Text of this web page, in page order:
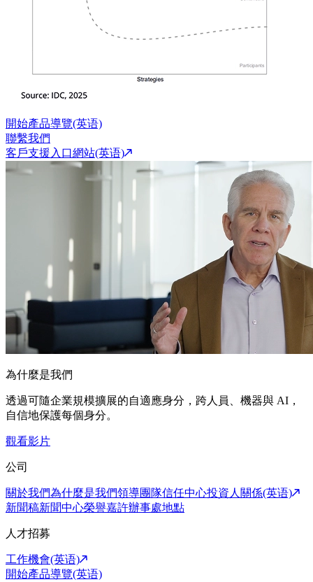
開始產品導覽(英语)
聯繫我們
客戶支援入口網站(英语)
為什麼是我們
透過可隨企業規模擴展的自適應身分，跨人員、機器與 AI，
自信地保護每個身分。
觀看影片
公司
關於我們為什麼是我們領導團隊信任中心投資人關係(英语)
新聞稿新聞中心榮譽嘉許辦事處地點
人才招募
工作機會(英语)
開始產品導覽(英语)